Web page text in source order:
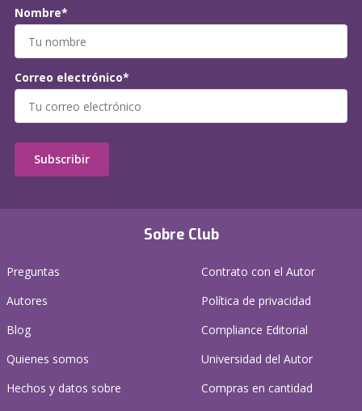
Sobre Club
Preguntas
Autores
Blog
Quienes somos
Hechos y datos sobre
Contrato con el Autor
Política de privacidad
Compliance Editorial
Universidad del Autor
Compras en cantidad
Nombre*
Correo electrónico*
Subscribir